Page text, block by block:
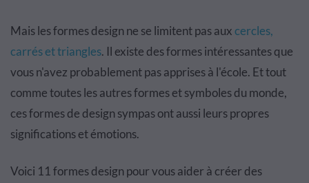
Mais les formes design ne se limitent pas auxcercles,
carrés et triangles. Il existe des formes intéressantes que
vous n'avez probablement pas apprises à l'école. Et tout
comme toutes les autres formes et symboles du monde,
ces formes de design sympas ont aussi leurs propres
significations et émotions.
Voici 11 formes design pour vous aider à créer des